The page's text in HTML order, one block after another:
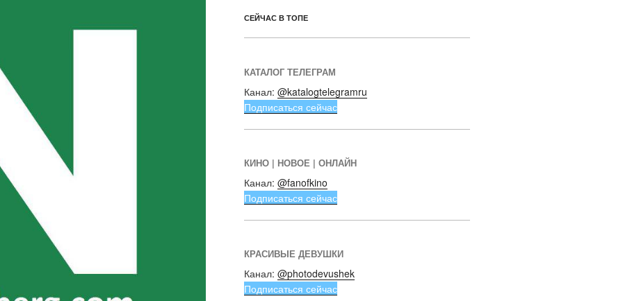
СЕЙЧАС В ТОПЕ
КАТАЛОГ ТЕЛЕГРАМ
Канал: @katalogtelegramru
Подписаться сейчас
КИНО | НОВОЕ | ОНЛАЙН
Канал: @fanofkino
Подписаться сейчас
КРАСИВЫЕ ДЕВУШКИ
Канал: @photodevushek
Подписаться сейчас